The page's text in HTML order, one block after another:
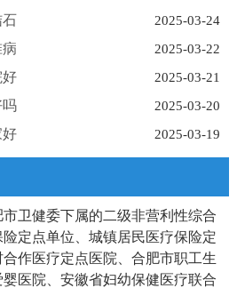
2025-03-24
石
2025-03-22
2025-03-21
好
2025-03-20
吗
2025-03-19
好
卫健委下属的二级非营利性综合
定点单位、城镇居民医疗保险定
作医疗定点医院、合肥市职工生
医院、安徽省妇幼保健医疗联合